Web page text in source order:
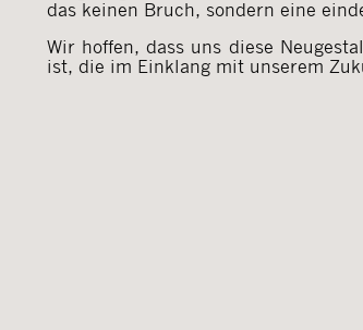
das keinen Bruch, sondern eine
Wir hoffen, dass uns diese
ist, die im Einklang mit unserem